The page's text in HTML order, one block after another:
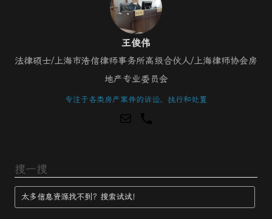
王俊伟
法律硕士/上海市浩信律师事务所高级合伙人/上海律师协会房
地产专业委员会
专注于各类房产案件的诉讼、执行和处置
搜一搜